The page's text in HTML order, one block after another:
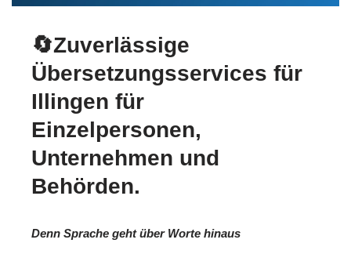
🔄Zuverlässige
Übersetzungsservices für
Illingen für
Einzelpersonen,
Unternehmen und
Behörden.
Denn Sprache geht über Worte hinaus